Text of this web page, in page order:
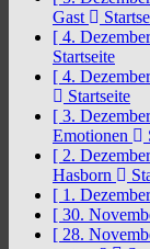
Gast
[ 4.
Startseite
[ 4.
Startseite
[ 3.
Emotionen
[ 2.
Hasborn
[ 1.
[ 30.
[ 28.